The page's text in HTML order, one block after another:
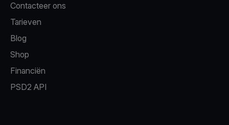
Contacteer ons
Tarieven
Blog
Shop
Financiën
PSD2 API